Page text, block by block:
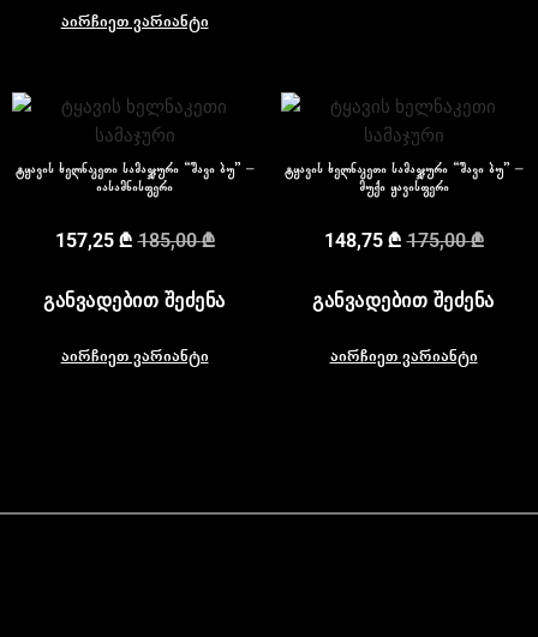
აირჩიეთ ვარიანტი
ტყავის ხელნაკეთი სამაჯური “შავი ბუ” –
იასამნისფერი
185,00₾
157,25 ₾
ᲒᲐᲜᲕᲐᲓᲔᲑᲘᲗ ᲨᲔᲫᲔᲜᲐ
აირჩიეთ ვარიანტი
ტყავის ხელნაკეთი სამაჯური “შავი ბუ” –
მუქი ყავისფერი
175,00₾
148,75 ₾
ᲒᲐᲜᲕᲐᲓᲔᲑᲘᲗ ᲨᲔᲫᲔᲜᲐ
აირჩიეთ ვარიანტი